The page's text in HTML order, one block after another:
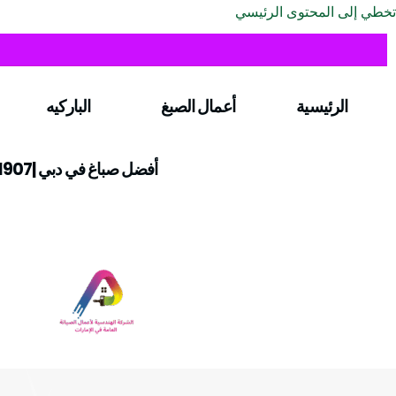
تخطي إلى المحتوى الرئيسي
الرئيسية أعمال الصبغ الباركيه
أفضل صباغ في دبي |0547971907